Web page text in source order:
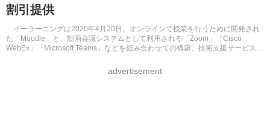
自由研究教材（小学生向け）
割引提供
イーラーニングは2020年4月20日、オンラインで授業を行うために開発され
た「Moodle」と、動画会議システムとして利用される「Zoom」「Cisco
WebEx」「Microsoft Teams」などを組み合わせての構築、技術支援サービス
advertisement